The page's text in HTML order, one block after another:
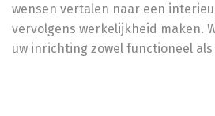
wensen vertalen naar een
vervolgens werkelijkheid maken.
uw inrichting zowel functioneel als